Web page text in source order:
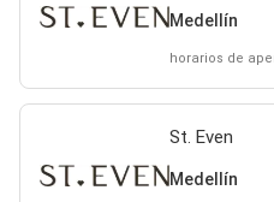
Medellín
horarios de
St. Even
Medellín